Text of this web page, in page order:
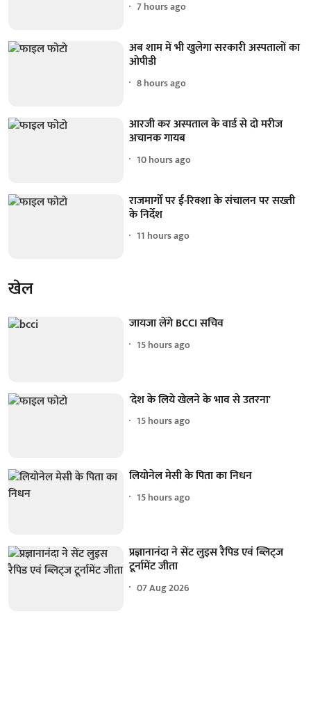
7 hours ago
अब शाम में भी खुलेगा सरकारी अस्पतालों का
ओपीडी
8 hours ago
आरजी कर अस्पताल के वार्ड से दो मरीज
अचानक गायब
10 hours ago
राजमार्गों पर ई-रिक्शा के संचालन पर सख्ती
के निर्देश
11 hours ago
खेल
जायजा लेंगे BCCI सचिव
15 hours ago
'देश के लिये खेलने के भाव से उतरना'
15 hours ago
लियोनेल मेसी के पिता का निधन
15 hours ago
प्रज्ञानानंदा ने सेंट लुइस रैपिड एवं ब्लिट्ज
टूर्नामेंट जीता
07 Aug 2026